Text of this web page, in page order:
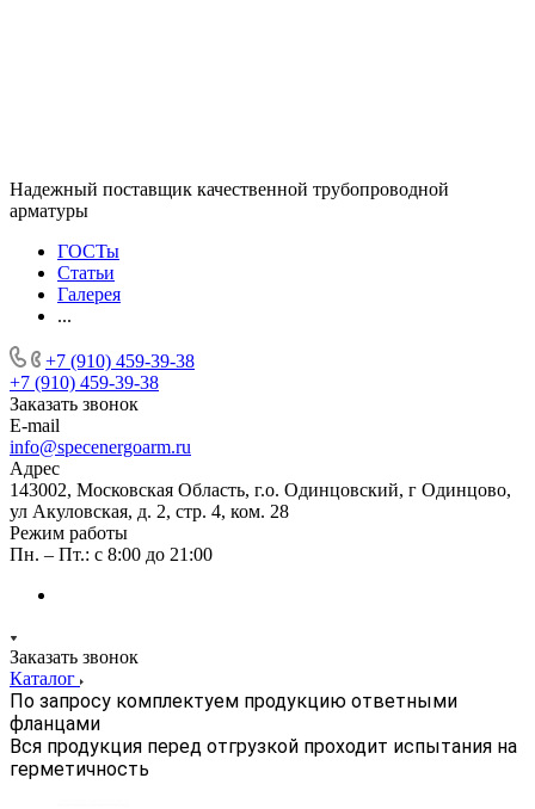
Надежный поставщик качественной трубопроводной
арматуры
ГОСТы
Статьи
Галерея
...
+7 (910) 459-39-38
+7 (910) 459-39-38
Заказать звонок
E-mail
info@specenergoarm.ru
Адрес
143002, Московская Область, г.о. Одинцовский, г Одинцово,
ул Акуловская, д. 2, стр. 4, ком. 28
Режим работы
Пн. – Пт.: с 8:00 до 21:00
Заказать звонок
Каталог
По запросу комплектуем продукцию ответными
фланцами
Вся продукция перед отгрузкой проходит испытания на
герметичность